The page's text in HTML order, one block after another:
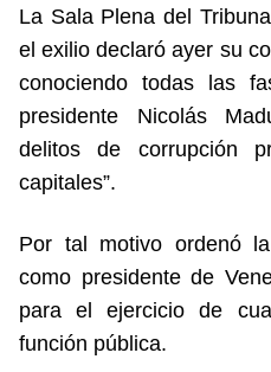
La Sala Plena del
el exilio declaró ayer su
conociendo todas las
presidente Nicolás
delitos de corrupción
capitales”.
Por tal motivo ordenó
como presidente de
para el ejercicio de
función pública.